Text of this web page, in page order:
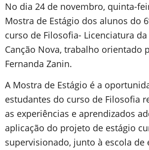
No dia 24 de novembro, quinta-
Mostra de Estágio dos alunos do
curso de Filosofia- Licenciatura
Canção Nova, trabalho orientado
Fernanda Zanin.
A Mostra de Estágio é a
estudantes do curso de Filosofia
as experiências e aprendizados
aplicação do projeto de estágio
supervisionado, junto à escola de